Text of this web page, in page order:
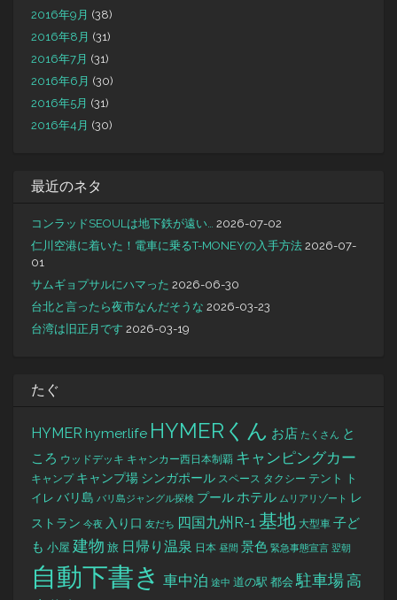
2016年9月 (38)
2016年8月 (31)
2016年7月 (31)
2016年6月 (30)
2016年5月 (31)
2016年4月 (30)
最近のネタ
コンラッドSEOULは地下鉄が遠い…
2026-07-02
仁川空港に着いた！電車に乗るT-MONEYの入手方法 2026-07-
01
サムギョプサルにハマった 2026-06-30
台北と言ったら夜市なんだそうな 2026-03-23
台湾は旧正月です 2026-03-19
たぐ
HYMER hymer.life HYMERくん お店 たくさん と
ころ ウッドデッキ キャンカー西日本制覇 キャンピングカー
キャンプ キャンプ場 シンガポール スペース タクシー テント
ト
イレ バリ島 バリ島ジャングル探検 プールホテル ムリアリゾート
レ
ストラン 今夜 入り口 友だち 四国九州R-1 基地 大型車 子ど
も 小屋 建物 旅 日帰り温泉 日本 昼間 景色 緊急事態宣言 翌朝
自動下書き 車中泊 途中 道の駅 都会 駐車場高